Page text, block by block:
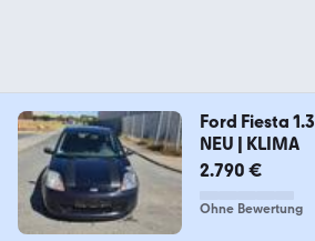
Ford Fiesta
NEU | KLIMA
2.790 €
Ohne Bewertung